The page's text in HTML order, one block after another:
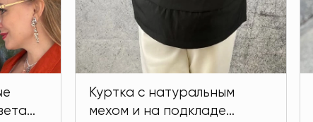
Куртка с натуральным
мехом и на подкладе